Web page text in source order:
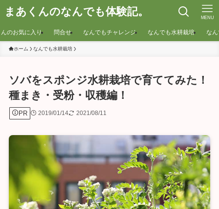
まあくんのなんでも体験記。 MENU
のお気に入り 問合せ なんでもチャレンジ なんでも水耕栽培 な
ホーム なんでも水耕栽培
ソバをスポンジ水耕栽培で育ててみた！
種まき・受粉・収穫編！
PR 2019/01/14 2021/08/11